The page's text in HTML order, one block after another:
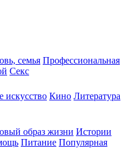
семья Профессиональная
Секс
искусство Кино Литература
образ жизни Истории
Питание Популярная